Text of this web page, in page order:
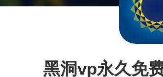
黑洞vp永久免